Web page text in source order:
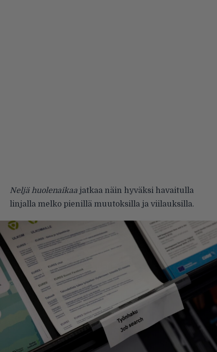
Neljä huolenaikaa jatkaa näin hyväksi havaitulla
linjalla melko pienillä muutoksilla ja viilauksilla.